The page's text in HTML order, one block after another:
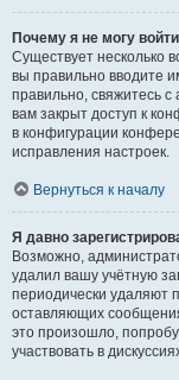
Почему я не могу
Существует несколько
вы правильно вводите
правильно, свяжитесь
вам закрыт доступ к
в конфигурации
исправления настроек.
Вернуться к началу
Я давно
Возможно,
удалил вашу учётную
периодически удаляют
оставляющих
это произошло,
участвовать в